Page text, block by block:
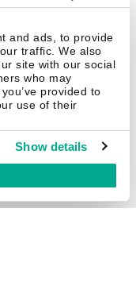
and ads, to provide
traffic. We also
site with our social
who may
provided to
use of their
Show details
Contrato de Licença B2B
Centro de recursos